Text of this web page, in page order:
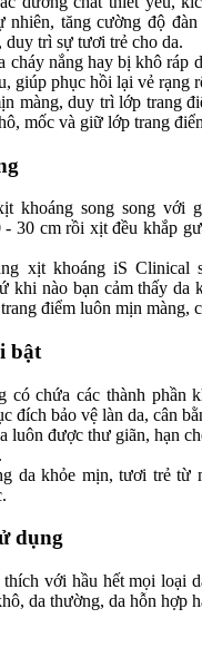
nhiên, tăng cường độ
duy trì sự tươi trẻ cho da.
cháy nắng hay bị khô ráp
giúp phục hồi lại vẻ rạng
màng, duy trì lớp trang
mốc và giữ lớp trang
khoáng song song với
- 30 cm rồi xịt đều khắp
xịt khoáng iS Clinical
khi nào bạn cảm thấy da
điểm luôn mịn màng,
bật
có chứa các thành phần
đích bảo vệ làn da, cân
luôn được thư giãn, hạn
da khỏe mịn, tươi trẻ từ
dụng
thích với hầu hết mọi loại
da thường, da hỗn hợp